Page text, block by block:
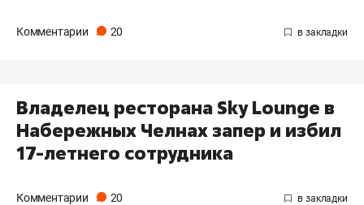
Комментарии 20
Владелец ресторана Sky Lounge в
Набережных Челнах запер и избил
17-летнего сотрудника
Комментарии 20